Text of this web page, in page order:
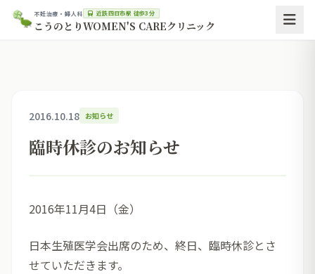
不妊治療・婦人科 近鉄四日市駅 徒歩3分
こうのとりWOMEN'S CAREクリニック
2016.10.18 お知らせ
臨時休診のお知らせ
2016年11月4日（金）
日本生殖医学会出席のため、終日、臨時休診とさ
せていただきます。